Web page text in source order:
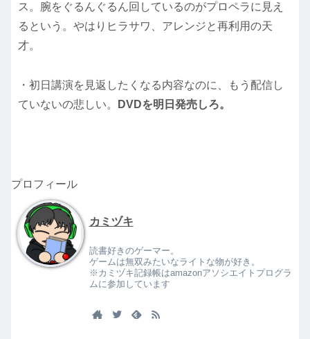
ス。腕をぐるんぐるん回しているのがプロペラに見え
るという。やはりヒラサワ、アレンジと再利用の天
才。
・初日講演を見返したくなる内容なのに、もう配信し
ていないの悲しい。
DVDを明日発売しろ。
プロフィール
カミヅキ
読書好きのゲーマー。
ゲームは無双みたいなライトな物が好き。
※カミヅキ記録帳はamazonアソシエイトプログラ
ムに参加しています